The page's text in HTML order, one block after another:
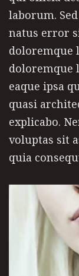
laborum.
natus error
doloremque
doloremque
eaque ipsa
quasi
explicabo.
voluptas sit
quia